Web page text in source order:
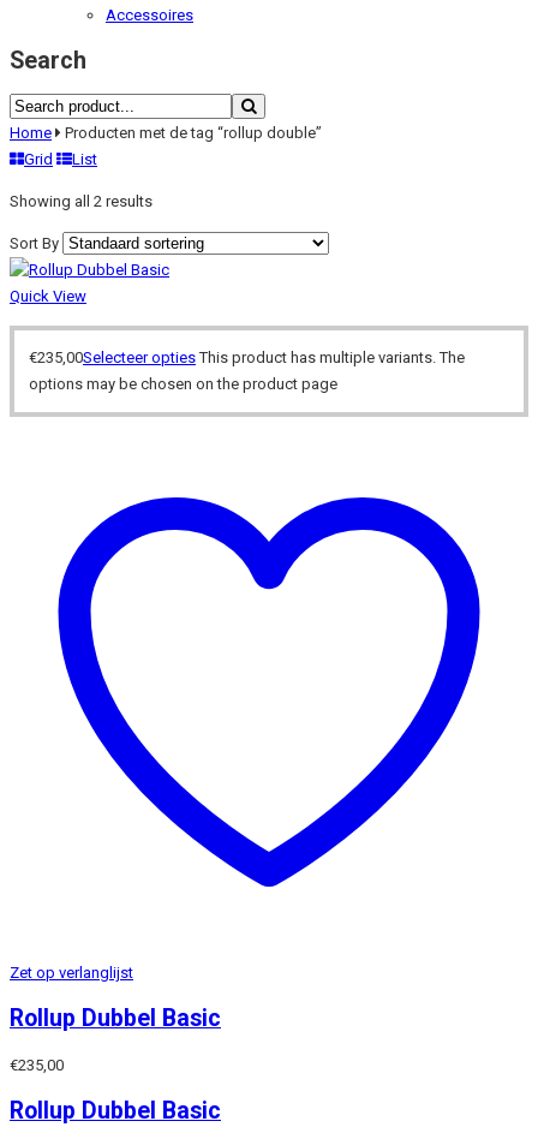
Accessoires
Search
Home
Producten met de tag “rollup double”
Grid
List
Showing all 2 results
Sort By
Quick View
€235,00Selecteer opties This product has multiple variants. The
options may be chosen on the product page
Zet op verlanglijst
Rollup Dubbel Basic
€235,00
Rollup Dubbel Basic